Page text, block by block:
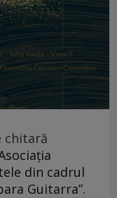
chitară
din cadrul
Guitarra”.